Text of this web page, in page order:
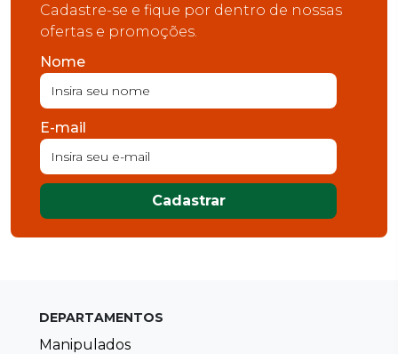
Cadastre-se e fique por dentro de nossas
ofertas e promoções.
Nome
E-mail
Cadastrar
DEPARTAMENTOS
Manipulados